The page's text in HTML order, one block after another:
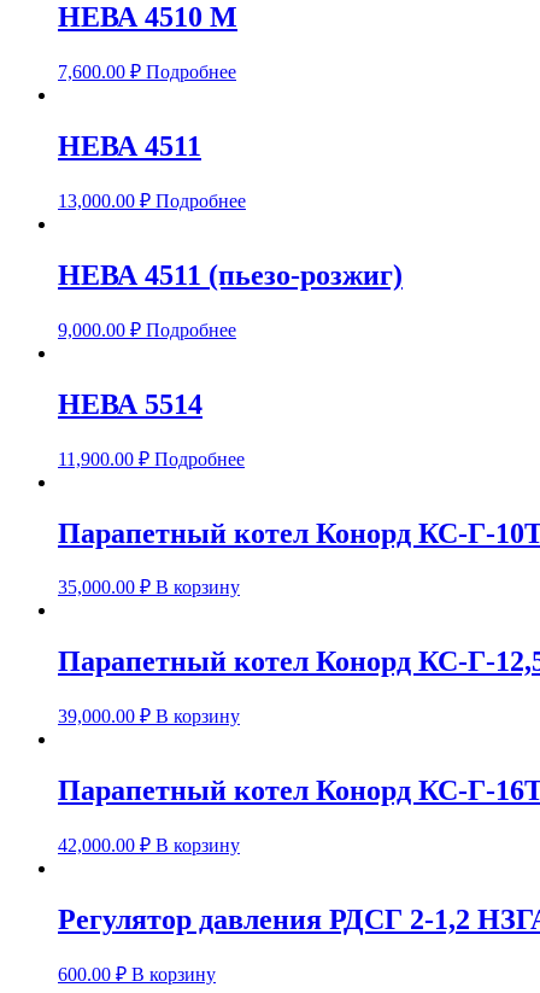
НЕВА 4510 M
7,600.00 ₽ Подробнее
НЕВА 4511
13,000.00 ₽ Подробнее
НЕВА 4511 (пьезо-розжиг)
9,000.00 ₽ Подробнее
НЕВА 5514
11,900.00 ₽ Подробнее
Парапетный котел Конорд КС-Г-
35,000.00 ₽ В корзину
Парапетный котел Конорд КС-Г-
39,000.00 ₽ В корзину
Парапетный котел Конорд КС-Г-
42,000.00 ₽ В корзину
Регулятор давления РДСГ 2-1,2
600.00 ₽ В корзину